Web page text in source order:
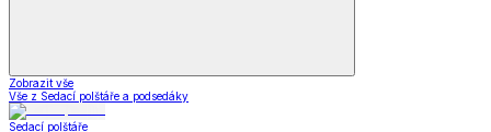
Zobrazit vše
Vše z Sedací polštáře a podsedáky
Sedací polštáře